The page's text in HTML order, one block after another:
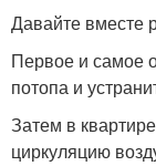
Давайте вместе
Первое и самое
потопа и
Затем в
циркуляцию